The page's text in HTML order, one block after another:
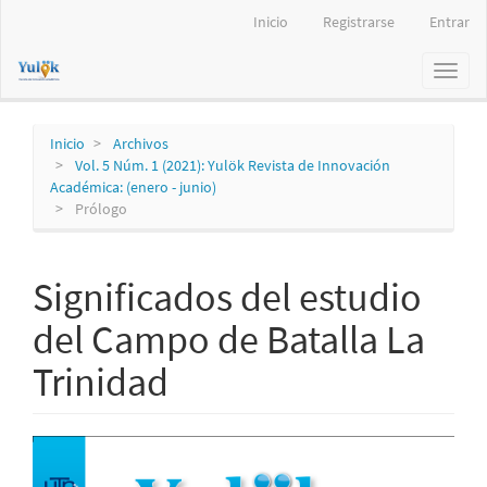
principal
Inicio Registrarse Entrar
Toggle
Inicio
Archivos
Vol. 5 Núm. 1 (2021): Yulök Revista de Innovación
Académica: (enero - junio)
Prólogo
Significados del estudio
del Campo de Batalla La
Trinidad
Barra